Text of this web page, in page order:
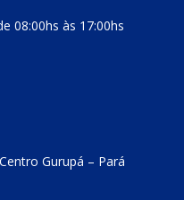
08:00hs às 17:00hs
Gurupá – Pará